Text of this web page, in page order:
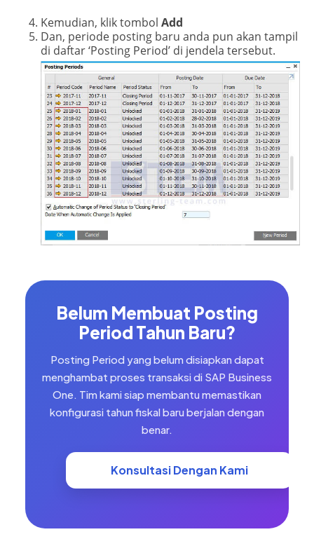
Kemudian, klik tombol Add
Dan, periode posting baru anda pun akan tampil
di daftar ‘Posting Period’ di jendela tersebut.
Belum Membuat Posting
Period Tahun Baru?
Posting Period yang belum disiapkan dapat
menghambat proses transaksi di SAP Business
One. Tim kami siap membantu memastikan
konfigurasi tahun fiskal baru berjalan dengan
benar.
Konsultasi Dengan Kami